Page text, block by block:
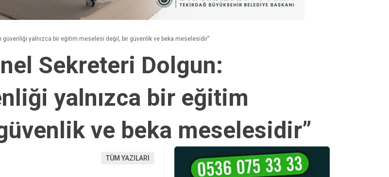
güvenliği yalnızca bir eğitim meselesi değil, bir güvenlik ve beka meselesidir”
Sekreteri Dolgun:
yalnızca bir eğitim
ve beka meselesidir”
TÜM YAZILARI